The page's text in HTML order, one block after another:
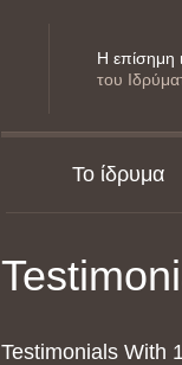
Η επίσημη
του
Το ίδρυμα
Testimonials With